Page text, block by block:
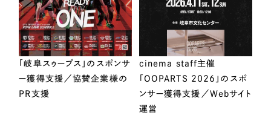
「岐阜スゥープス」のスポンサ
ー獲得支援／協賛企業様の
PR支援
cinema staff主催
「OOPARTS 2026」のスポ
ンサー獲得支援／Webサイト
運営